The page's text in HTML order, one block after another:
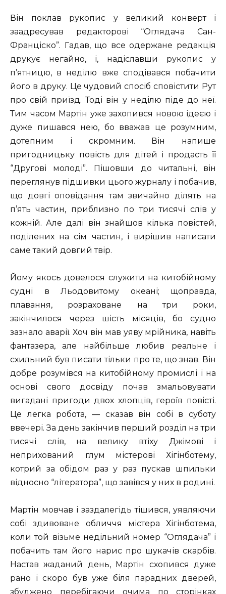
Він поклав рукопис у великий конверт і
заадресував редакторові “Оглядача Сан-
Франціско”. Гадав, що все одержане редакція
друкує негайно, і, надіславши рукопис у
п’ятницю, в неділю вже сподівався побачити
його в друку. Це чудовий спосіб сповістити Рут
про свій приїзд. Тоді він у неділю піде до неї.
Тим часом Мартін уже захопився новою ідеєю і
дуже пишався нею, бо вважав це розумним,
дотепним і скромним. Він напише
пригодницьку повість для дітей і продасть її
“Другові молоді”. Пішовши до читальні, він
переглянув підшивки цього журналу і побачив,
що довгі оповідання там звичайно ділять на
п’ять частин, приблизно по три тисячі слів у
кожній. Але далі він знайшов кілька повістей,
поділених на сім частин, і вирішив написати
саме такий довгий твір.
Йому якось довелося служити на китобійному
судні в Льодовитому океані; щоправда,
плавання, розраховане на три роки,
закінчилося через шість місяців, бо судно
зазнало аварії. Хоч він мав уяву мрійника, навіть
фантазера, але найбільше любив реальне і
схильний був писати тільки про те, що знав. Він
добре розумівся на китобійному промислі і на
основі свого досвіду почав змальовувати
вигадані пригоди двох хлопців, героїв повісті.
Це легка робота, — сказав він собі в суботу
ввечері. За день закінчив перший розділ на три
тисячі слів, на велику втіху Джімові і
неприхований глум містерові Хігінботему,
котрий за обідом раз у раз пускав шпильки
відносно “літератора”, що завівся у них в родині.
Мартін мовчав і заздалегідь тішився, уявляючи
собі здивоване обличчя містера Хігінботема,
коли той візьме недільний номер “Оглядача” і
побачить там його нарис про шукачів скарбів.
Настав жаданий день, Мартін схопився дуже
рано і скоро був уже біля парадних дверей,
збуджено перебігаючи очима по сторінках